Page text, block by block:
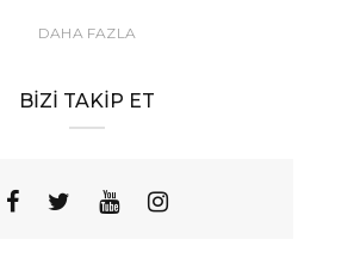
DAHA FAZLA
BIZI TAKIP ET